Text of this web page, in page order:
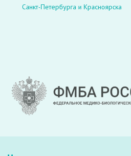
Санкт-Петербурга и Красноярска